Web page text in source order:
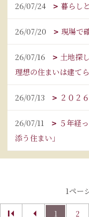
26/07/24 暮らし
26/07/20 現場で
26/07/16
土地探
理想の住まいは建て
26/07/13 ２０２
26/07/11
５年経
添う住まい」
1ペー
1 2